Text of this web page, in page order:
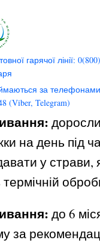
гарячої лінії:
за
(Viber, Telegram)
на день під
у страви,
до 6
за